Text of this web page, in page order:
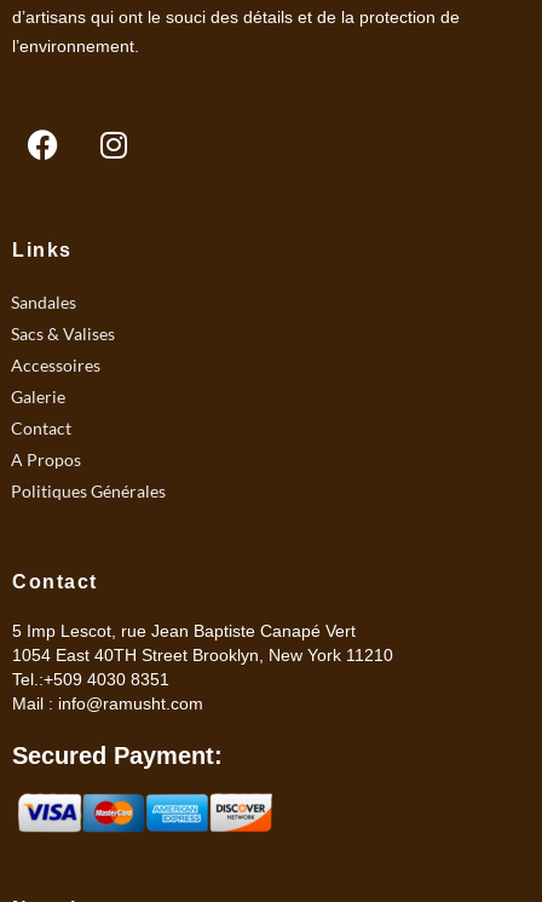
d’artisans qui ont le souci des détails et de la protection de
l’environnement.
F
a
b
o
k
I
n
a
Links
Sandales
Sacs & Valises
Accessoires
Galerie
Contact
A Propos
Politiques Générales
Contact
5 Imp Lescot, rue Jean Baptiste Canapé Vert
1054 East 40TH Street Brooklyn, New York 11210
Tel.:+509 4030 8351
Mail : info@ramusht.com
Secured Payment: